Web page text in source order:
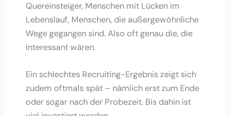
Quereinsteiger, Menschen mit Lücken im
Lebenslauf, Menschen, die außergewöhnliche
Wege gegangen sind. Also oft genau die, die
interessant wären.
Ein schlechtes Recruiting-Ergebnis zeigt sich
zudem oftmals spät – nämlich erst zum Ende
oder sogar nach der Probezeit. Bis dahin ist